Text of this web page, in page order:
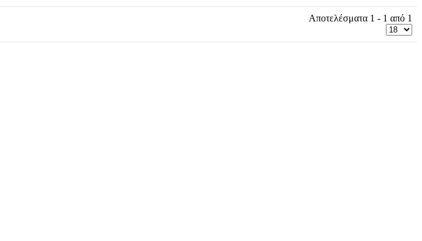
Αποτελέσματα 1 - 1 από 1